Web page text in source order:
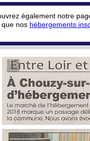
également notre
que nos hébergements